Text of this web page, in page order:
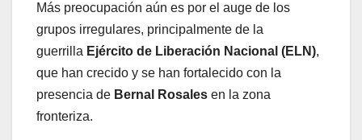
Más preocupación aún es por el auge de los
grupos irregulares, principalmente de la
guerrilla Ejército de Liberación Nacional (ELN),
que han crecido y se han fortalecido con la
presencia de Bernal Rosales en la zona
fronteriza.